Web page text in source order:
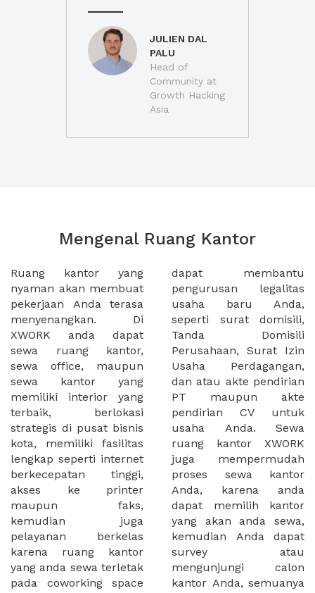
JULIEN DAL
PALU
Head of
Community at
Growth Hacking
Asia
Mengenal Ruang Kantor
Ruang kantor yang
nyaman akan membuat
pekerjaan Anda terasa
menyenangkan. Di
XWORK anda dapat
sewa ruang kantor,
sewa office, maupun
sewa kantor yang
memiliki interior yang
terbaik, berlokasi
strategis di pusat bisnis
kota, memiliki fasilitas
lengkap seperti internet
berkecepatan tinggi,
akses ke printer
maupun faks,
kemudian juga
pelayanan berkelas
karena ruang kantor
yang anda sewa terletak
pada coworking space
dapat membantu
pengurusan legalitas
usaha baru Anda,
seperti surat domisili,
Tanda Domisili
Perusahaan, Surat Izin
Usaha Perdagangan,
dan atau akte pendirian
PT maupun akte
pendirian CV untuk
usaha Anda. Sewa
ruang kantor XWORK
juga mempermudah
proses sewa kantor
Anda, karena anda
dapat memilih kantor
yang akan anda sewa,
kemudian Anda dapat
survey atau
mengunjungi calon
kantor Anda, semuanya